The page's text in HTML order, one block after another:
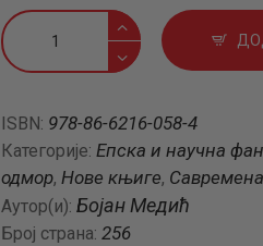
Раскршће
код
„Црвене
–
Црни
Ђорђије
количина
ISBN: 978-86-6216-058-4
Категорије: Епска и научна
одмор, Нове књиге,
Аутор(и): Бojaн Мeдић
Број страна: 256